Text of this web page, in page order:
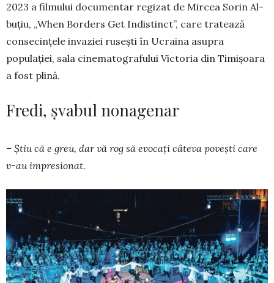
2023 a filmului documentar regizat de Mircea Sorin Al­
buțiu, „When Bor­ders Get Indistinct”, care tratează
conse­cințele invaziei ru­sești în Ucraina asu­pra
populației, sala cinematografului Vic­toria din Timi­șoara
a fost plină.
Fredi, șvabul nonagenar
– Știu că e greu, dar vă rog să evocați câteva povești care
v-au impresionat.